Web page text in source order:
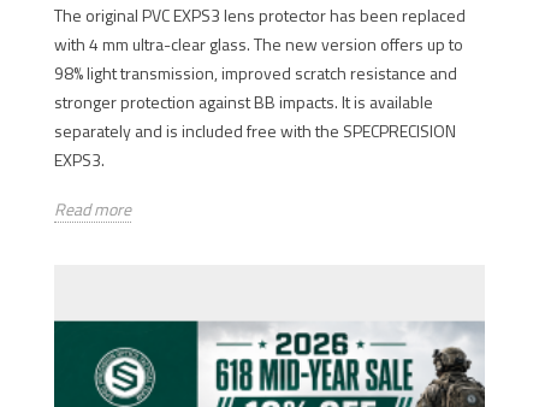
The original PVC EXPS3 lens protector has been replaced
with 4 mm ultra-clear glass. The new version offers up to
98% light transmission, improved scratch resistance and
stronger protection against BB impacts. It is available
separately and is included free with the SPECPRECISION
EXPS3.
Read more